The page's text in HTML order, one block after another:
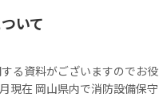
いて
る資料がございますのでお役
現在 岡山県内で消防設備保守